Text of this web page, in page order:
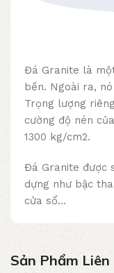
Đá Granite là
bền. Ngoài ra,
Trọng lượng
cường độ nén
1300 kg/cm2.
Đá Granite được
dựng như bậc
cửa sổ…
Sản Phẩm Liên